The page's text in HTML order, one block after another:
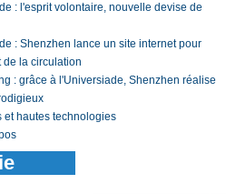
: l'esprit volontaire, nouvelle devise de
: Shenzhen lance un site internet pour
de la circulation
: grâce à l'Universiade, Shenzhen réalise
et hautes technologies